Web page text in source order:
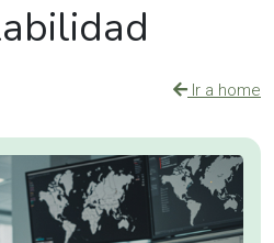
Ir a home